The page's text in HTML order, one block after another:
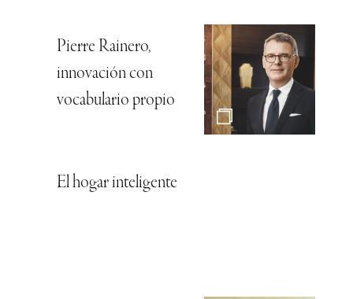
Pierre Rainero,
innovación con
vocabulario propio
El hogar inteligente